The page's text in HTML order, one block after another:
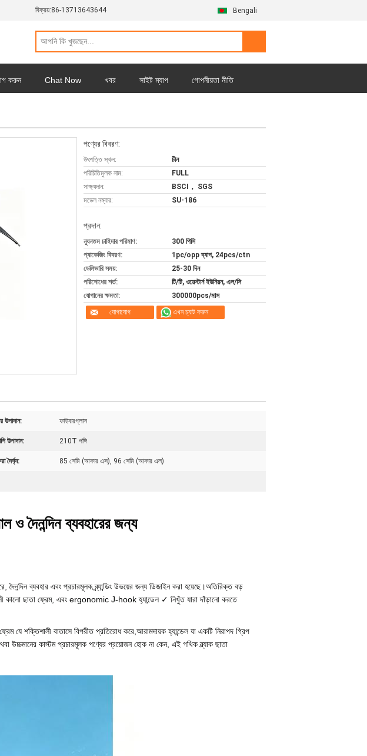
বিক্রয়:86-13713643644 Bengali
করুন Chat Now খবর সাইট ম্যাপ গোপনীয়তা নীতি
পণ্যের বিবরণ:
উৎপত্তি স্থল:
চীন
পরিচিতিমুলক নাম:
FULL
সাক্ষ্যদান:
BSCI， SGS
মডেল নম্বার:
SU-186
প্রদান:
ন্যূনতম চাহিদার পরিমাণ:
300 পিসি
প্যাকেজিং বিবরণ:
1pc/opp ব্যাগ, 24pcs/ctn
ডেলিভারি সময়:
25-30 দিন
পরিশোধের শর্ত:
টি/টি, ওয়েস্টার্ন ইউনিয়ন, এল/সি
যোগানের ক্ষমতা:
300000pcs/মাস
যোগাযোগ
এখন চ্যাট করুন
উপাদান: ফাইবারগ্লাস
উপাদান: 210T পঙ্গি
দৈর্ঘ্য: 85 সেমি (আকার এস), 96 সেমি (আকার এল)
ও দৈনন্দিন ব্যবহারের জন্য
ব্যবহার এবং প্রচারমূলক ব্র্যান্ডিং উভয়ের জন্য ডিজাইন করা হয়েছে।অতিরিক্ত বড়
ছাতা ফ্রেম, এবং ergonomic J-hook হ্যান্ডেল ✓ নিখুঁত যারা দাঁড়ানো করতে
যে শক্তিশালী বাতাসে বিপরীত প্রতিরোধ করে,আরামদায়ক হ্যান্ডেল যা একটি নিরাপদ গ্রিপ
উচ্চমানের কাস্টম প্রচারমূলক পণ্যের প্রয়োজন হোক না কেন, এই গথিক ব্ল্যাক ছাতা